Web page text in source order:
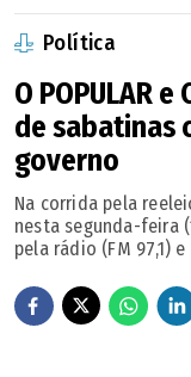
Política
O POPULAR
de sabatinas
governo
Na corrida pela
nesta segunda-feira
pela rádio (FM 97,1)